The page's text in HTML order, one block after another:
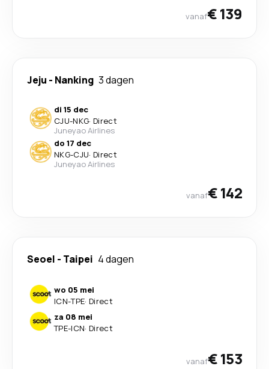
vanaf€ 139
Jeju - Nanking 3 dagen
di 15 dec
CJU-NKG· Direct
Juneyao Airlines
do 17 dec
NKG-CJU· Direct
Juneyao Airlines
vanaf€ 142
Seoel - Taipei 4 dagen
wo 05 mei
ICN-TPE· Direct
za 08 mei
TPE-ICN· Direct
vanaf€ 153